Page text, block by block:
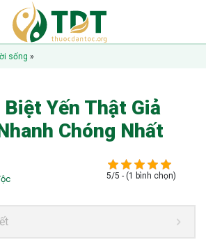
sống »
Biệt Yến Thật Giả
Chóng Nhất
5/5 - (1 bình chọn)